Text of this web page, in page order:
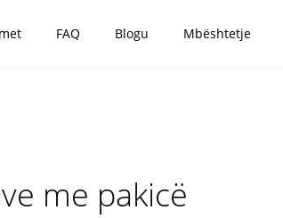
FAQ Blogu Mbështetje
me pakicë